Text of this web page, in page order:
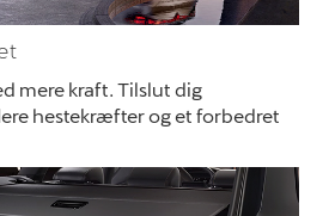
Om os
mere kraft. Tilslut dig
hestekræfter og et forbedret